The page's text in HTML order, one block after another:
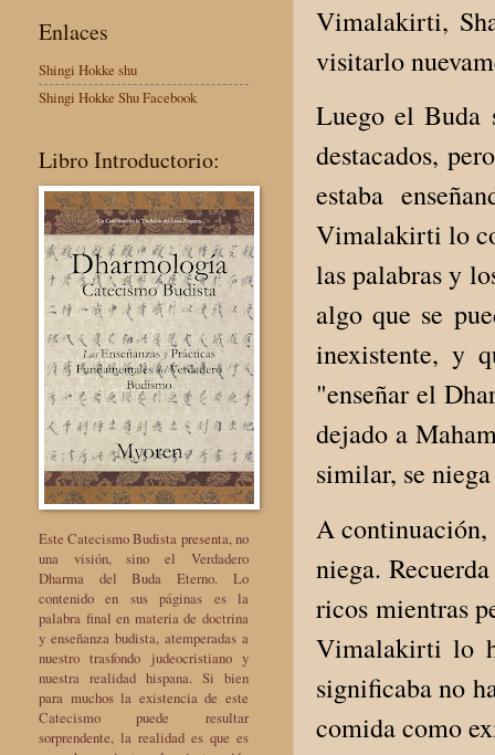
Vimalakirti,
visitarlo
Luego el Buda
destacados,
estaba
Vimalakirti lo
las palabras y
algo que se
inexistente, y
"enseñar el
dejado a
similar, se
A continuación,
niega.
ricos mientras
Vimalakirti lo
significaba no
comida como
Enlaces
Shingi Hokke shu
Shingi Hokke Shu Facebook
Libro Introductorio:
Este Catecismo Budista presenta, no
una visión, sino el Verdadero
Dharma del Buda Eterno. Lo
contenido en sus páginas es la
palabra final en materia de doctrina
y enseñanza budista, atemperadas a
nuestro trasfondo judeocristiano y
nuestra realidad hispana. Si bien
para muchos la existencia de este
Catecismo puede resultar
sorprendente, la realidad es que es